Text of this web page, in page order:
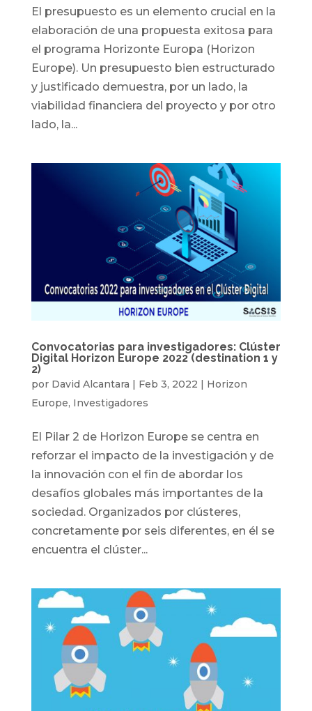
El presupuesto es un elemento crucial en la
elaboración de una propuesta exitosa para
el programa Horizonte Europa (Horizon
Europe). Un presupuesto bien estructurado
y justificado demuestra, por un lado, la
viabilidad financiera del proyecto y por otro
lado, la...
Convocatorias para investigadores: Clúster
Digital Horizon Europe 2022 (destination 1 y
2)
por David Alcantara | Feb 3, 2022 | Horizon
Europe, Investigadores
El Pilar 2 de Horizon Europe se centra en
reforzar el impacto de la investigación y de
la innovación con el fin de abordar los
desafíos globales más importantes de la
sociedad. Organizados por clústeres,
concretamente por seis diferentes, en él se
encuentra el clúster...